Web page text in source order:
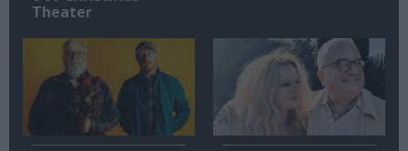
Theater